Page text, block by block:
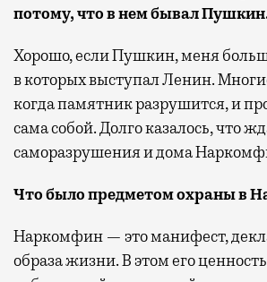
потому, что в нем бывал
Хорошо, если Пушкин, меня
в которых выступал Ленин.
когда памятник разрушится, и
сама собой. Долго казалось, что
саморазрушения и дома
Что было предметом охраны в
Наркомфин — это манифест,
образа жизни. В этом его